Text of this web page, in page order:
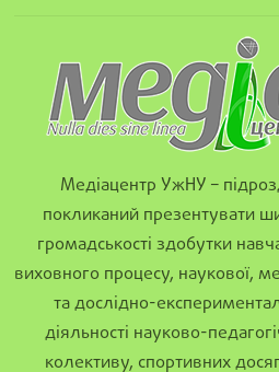
Медіацентр УжНУ –
покликаний презентувати
громадськості здобутки
виховного процесу, наукової,
та дослідно-
діяльності науково-
колективу, спортивних